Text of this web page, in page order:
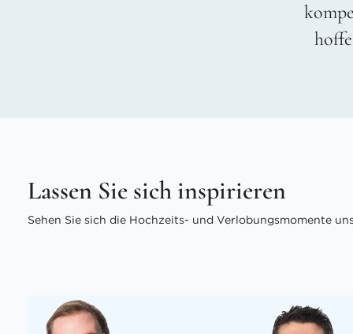
Lassen Sie sich inspirieren
Sehen Sie sich die Hochzeits- und Verlobungsmomente